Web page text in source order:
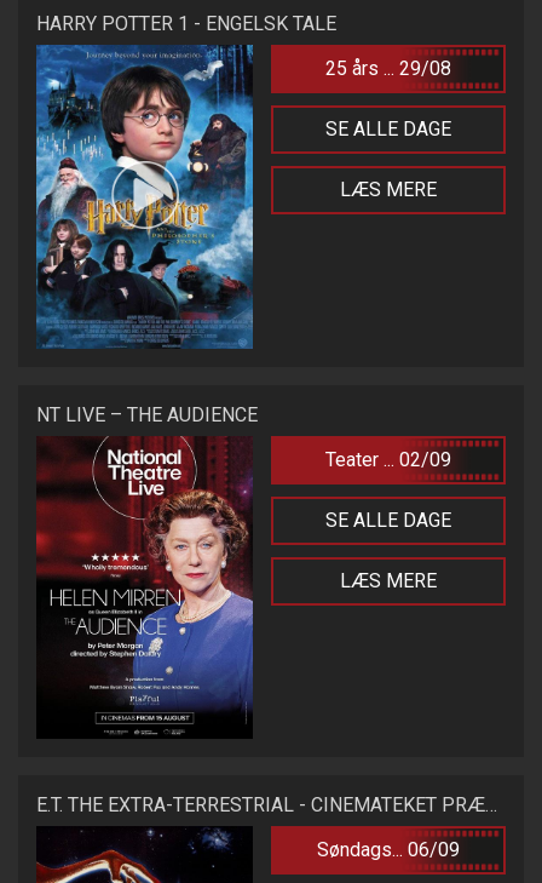
HARRY POTTER 1 - ENGELSK TALE
25 års ... 29/08
SE ALLE DAGE
LÆS MERE
NT LIVE – THE AUDIENCE
Teater ... 02/09
SE ALLE DAGE
LÆS MERE
E.T. THE EXTRA-TERRESTRIAL - CINEMATEKET PRÆSENTERER
Søndags... 06/09